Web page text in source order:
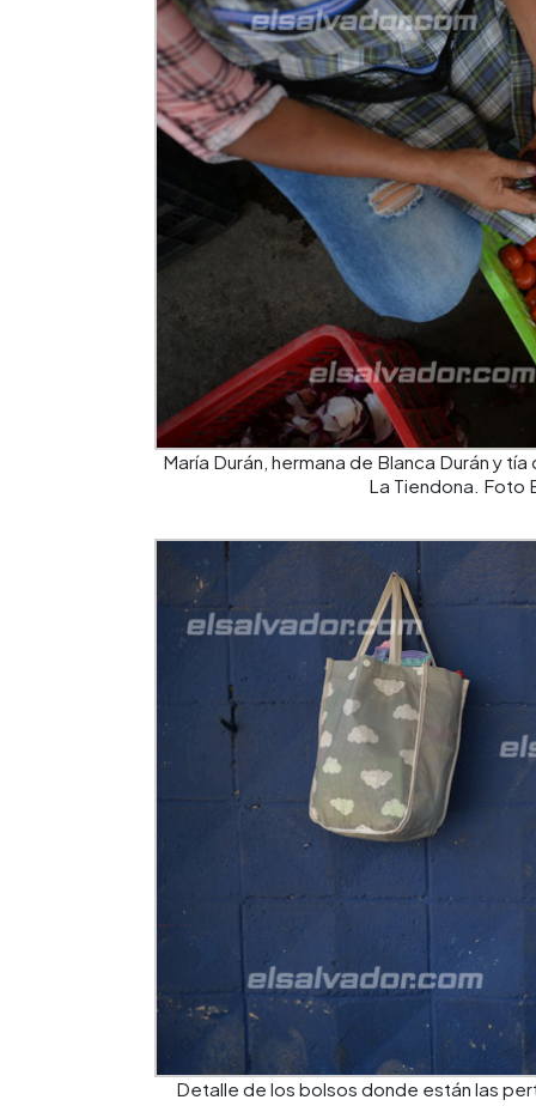
María Durán, hermana de Blanca Durán y
La Tiendona. Foto
Detalle de los bolsos donde están las